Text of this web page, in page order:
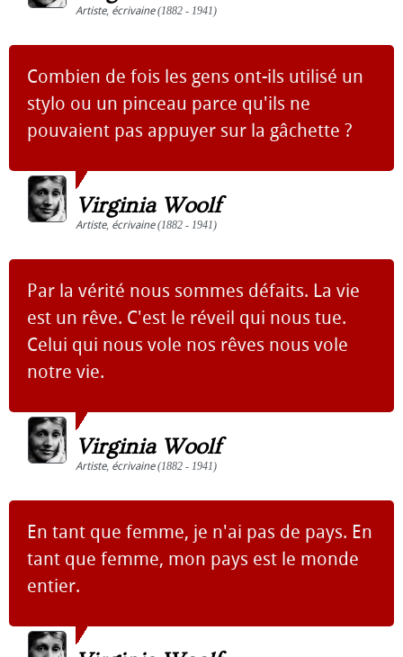
Artiste, écrivaine(1882 - 1941)
Combien de fois les gens ont-ils utilisé un
stylo ou un pinceau parce qu'ils ne
pouvaient pas appuyer sur la gâchette ?
Virginia Woolf
Artiste, écrivaine(1882 - 1941)
Par la vérité nous sommes défaits. La vie
est un rêve. C'est le réveil qui nous tue.
Celui qui nous vole nos rêves nous vole
notre vie.
Virginia Woolf
Artiste, écrivaine(1882 - 1941)
En tant que femme, je n'ai pas de pays. En
tant que femme, mon pays est le monde
entier.